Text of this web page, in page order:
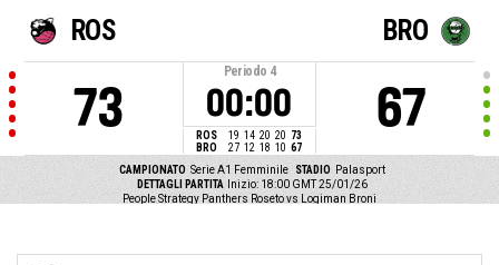
ROS
73
Periodo 4
00:00
ROS 19 14 20 20 73
BRO
27 12 18 10 67
BRO
67
CAMPIONATO Serie A1 Femminile STADIO Palasport
DETTAGLI PARTITA
Inizio: 18:00 GMT 25/01/26
People Strategy Panthers Roseto vs Logiman Broni